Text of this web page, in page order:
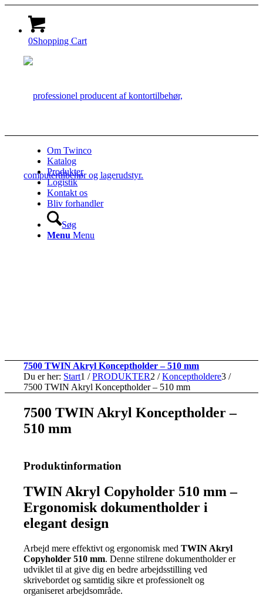
0Shopping Cart
Om Twinco
Katalog
Produkter
Logistik
Kontakt os
Bliv forhandler
Søg
Menu Menu
7500 TWIN Akryl Konceptholder – 510 mm
Du er her: Start1 / PRODUKTER2 / Konceptholdere3 /
7500 TWIN Akryl Konceptholder – 510 mm
7500 TWIN Akryl Konceptholder –
510 mm
Produktinformation
TWIN Akryl Copyholder 510 mm –
Ergonomisk dokumentholder i
elegant design
Arbejd mere effektivt og ergonomisk medTWIN Akryl
Copyholder 510 mm. Denne stilrene dokumentholder er
udviklet til at give dig en bedre arbejdsstilling ved
skrivebordet og samtidig sikre et professionelt og
organiseret arbejdsområde.